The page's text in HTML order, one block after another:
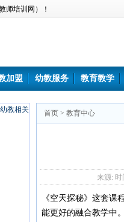
师培训网）！
加盟 幼教服务 教育教学
首页 > 教育中心
来源: 时
《空天探秘》这套
能更好的融合教学中